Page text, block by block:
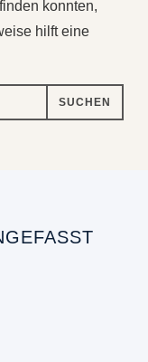
konnten,
hilft eine